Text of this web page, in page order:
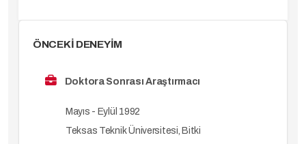
ÖNCEKİ DENEYİM
Doktora Sonrası Araştırmacı
Mayıs - Eylül 1992
Teksas Teknik Üniversitesi, Bitki